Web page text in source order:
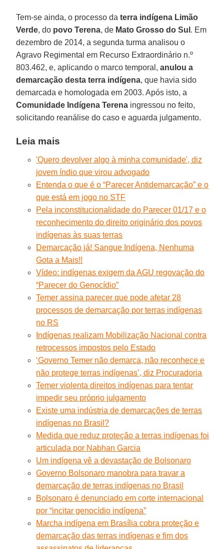
Tem-se ainda, o processo daterra indígena Limão
Verde, do povo Terena, de Mato Grosso do Sul . Em
dezembro de 2014, a segunda turma analisou o
Agravo Regimental em Recurso Extraordinário n.º
803.462, e, aplicando o marco temporal,anulou a
demarcação desta terra indígena, que havia sido
demarcada e homologada em 2003. Após isto, a
Comunidade Indígena Terena ingressou no feito,
solicitando reanálise do caso e aguarda julgamento.
Leia mais
'Quero devolver algo à minha comunidade', diz
jovem índio que virou advogado
Entenda o que é o “Parecer Antidemarcação” e o
que está em jogo no STF
Pela inconstitucionalidade do Parecer 01/17 e o
reconhecimento do direito originário dos povos
indígenas às suas terras
Demarcação já! Sangue Indígena, Nenhuma
Gota a Mais!!
Vídeo: indígenas exigem da AGU regovação do
“Parecer do Genocídio”
Temer assina parecer que pode afetar 28
processos de demarcação por terras indígenas
no RS
Indígenas realizam Mobilização Nacional contra
retrocessos impostos pelo Estado
‘Governo Temer não demarca, não reconhece e
não protege terras indígenas’, diz Procuradoria
Temer violenta direitos indígenas para tentar
impedir seu próprio julgamento
Existe uma indústria de demarcações de terras
indígenas no Brasil?
Medida que reduz proteção a terras indígenas foi
articulada por Nabhan Garcia
Um indígena vê a devastação de Bolsonaro
Governo Bolsonaro manobra para travar a
demarcação de terras indígenas no Brasil
Bolsonaro é denunciado em corte internacional
por “incitar genocídio indígena”
Marcha indígena em Brasília cobra proteção e
demarcação das terras indígenas e fim dos